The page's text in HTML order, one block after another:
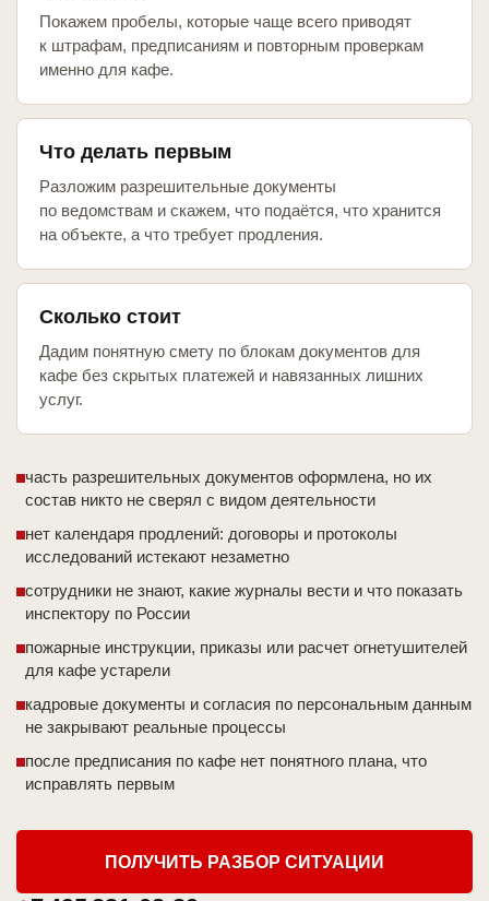
Покажем пробелы, которые чаще всего приводят
к штрафам, предписаниям и повторным проверкам
именно для кафе.
Что делать первым
Разложим разрешительные документы
по ведомствам и скажем, что подаётся, что хранится
на объекте, а что требует продления.
Сколько стоит
Дадим понятную смету по блокам документов для
кафе без скрытых платежей и навязанных лишних
услуг.
часть разрешительных документов оформлена, но их
состав никто не сверял с видом деятельности
нет календаря продлений: договоры и протоколы
исследований истекают незаметно
сотрудники не знают, какие журналы вести и что показать
инспектору по России
пожарные инструкции, приказы или расчет огнетушителей
для кафе устарели
кадровые документы и согласия по персональным данным
не закрывают реальные процессы
после предписания по кафе нет понятного плана, что
исправлять первым
ПОЛУЧИТЬ РАЗБОР СИТУАЦИИ